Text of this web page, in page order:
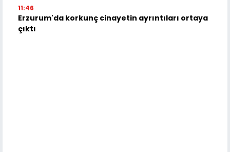
11:46
Erzurum'da korkunç cinayetin ayrıntıları ortaya
çıktı